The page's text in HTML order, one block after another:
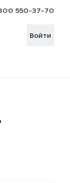
550-37-70
Войти